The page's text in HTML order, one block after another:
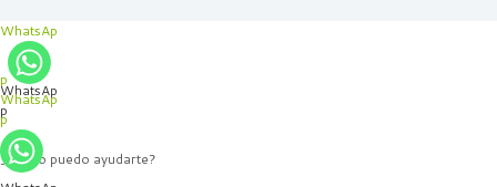
WhatsAp
p
WhatsAp
p
WhatsAp
p
¿Cómo puedo ayudarte?